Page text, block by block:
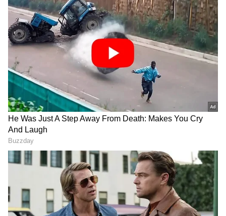
அறிந்த ஒன்றே. இந்நிலையில், நேற்று
தங்கம் விலை உயர்ந்த நிலையில் இன்று
எந்த மாற்றமும் இல்லாமல் நேற்றைய
விலையே நீடிக்கிறது.
ஏசியாநெட் தமிழ்-ஐ உங்கள் முதன்மைத்
தேர்வாக்குங்கள்